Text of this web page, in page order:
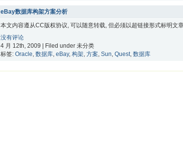
eBay数据库构架方案分析
本文内容遵从CC版权协议, 可以随意转载, 但必须以超链接形式标明文
没有评论
4 月 12th, 2009 | Filed under 未分类
标签: Oracle, 数据库, eBay, 构架, 方案, Sun, Quest, 数据库